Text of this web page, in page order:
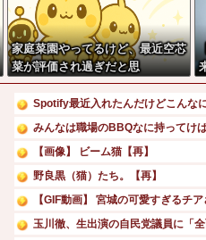
家庭菜園やってるけど、最近空芯
菜が評価され過ぎだと思
う！！！！！
Spotify最近入れたんだけどこんな
みんなは職場のBBQなに持ってけ
【画像】 ビーム猫【再】
野良黒（猫）たち。【再】
【GIF動画】 宮城の可愛すぎるチ
玉川徹、生出演の自民党議員に「